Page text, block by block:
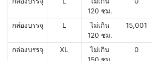
120 ซม.
กล่องบรรจุ L
ไม่เกิน
120 ซม.
15,001
กล่องบรรจุ XL
ไม่เกิน
0